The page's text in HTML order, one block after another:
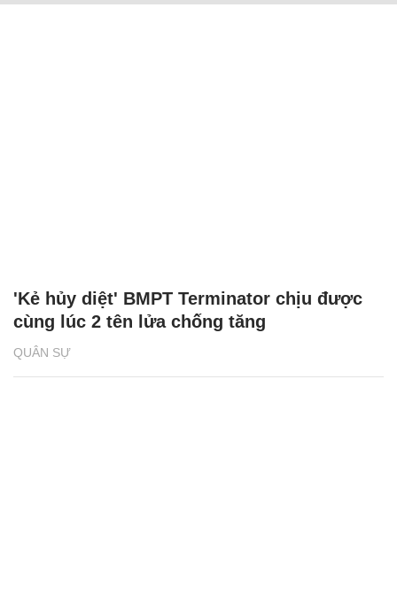
QUÂN SỰ
'Kẻ hủy diệt' BMPT Terminator chịu được
cùng lúc 2 tên lửa chống tăng